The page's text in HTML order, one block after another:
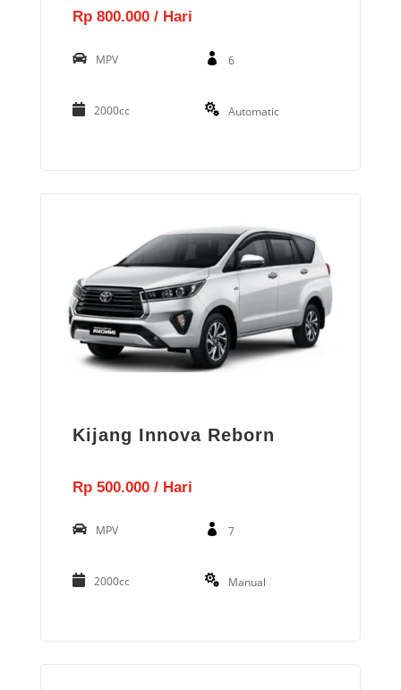
Rp 800.000 / Hari
MPV 6
2000cc Automatic
Kijang Innova Reborn
Rp 500.000 / Hari
MPV 7
2000cc Manual